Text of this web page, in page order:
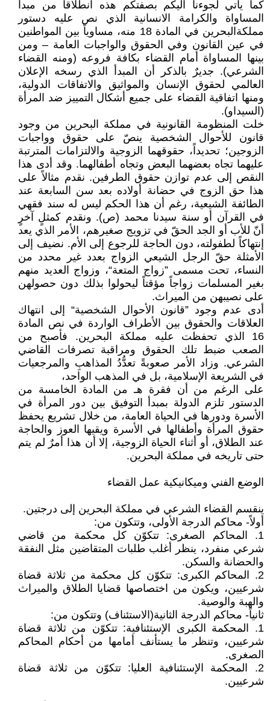
كما يأتي لجوءنا اليكم بصفتكم هذه انطلاقاً من مبدأ
المساواة والكرامة الانسانية الذي نص عليه دستور
مملكةالبحرين في المادة 18 منه، مساوياً بين المواطنين
في عين القانون وفي الحقوق والواجبات العامة – ومن
بينها المساواة أمام القضاء بكافة فروعه (ومنه القضاء
الشرعي). جديرٌ بالذكر أن المبدأ الذي رسخه الإعلان
العالمي لحقوق الإنسان والمواثيق والاتفاقات الدولية،
ومنها اتفاقية القضاء على جميع أشكال التمييز ضد المرأة
(السيداو).
خلت المنظومة القانونية في مملكة البحرين من وجود
قانون للأحوال الشخصية ينصّ على حقوق وواجبات
الزوجين؛ تحديداً، حقوقهما الزوجية والالتزامات المترتبة
عليهما تجاه بعضهما البعض وتجاه أطفالهما. وقد أدى هذا
النقص إلى عدم توازن حقوق الطرفين. نقدم مثالاً على
هذا حق الزوج في حضانة أولاده بعد سن السابعة عند
الطائفة الشيعية، رغم أن هذا الحكم ليس له سند فقهي
في القرآن أو سنة سيدنا محمد (ص). ونقدم كمثلٍ آخرٍ
أنّ للأب أو الجد الحقّ في تزويج صغيرهم، الأمر الذي يعد
إنتهاكاً لطفولته، دون الحاجة للرجوع إلى الأم. نضيف إلى
الأمثلة حقّ الرجل الشيعي الزواج بعدد غير محدد من
النساء، تحت مسمى ”زواج المتعة“، وزواج العديد منهم
بغير المسلمات زواجاً مؤقتاً ليحولوا بذلك دون حصولهن
على نصيبهن من الميراث.
أدى عدم وجود ”قانون الأحوال الشخصية“ إلى انتهاك
العلاقات والحقوق بين الأطراف الواردة في نص المادة
16 الذي تحفظت عليه مملكة البحرين. فأصبح من
الصعب ضبط تلك الحقوق ومراقبة تصرفات القاضي
الشرعي. وزاد الأمر صعوبةً تعدُّدُ المذاهبِ والمرجعيات
في الشريعة الإسلامية، بل في المذهب الواحد،
على الرغم من أن فقرة هـ من المادة الخامسة من
الدستور تلزم الدولة بمبدأ التوفيق بين دور المرأة في
الأسرة ودورها في الحياة العامة، من خلال تشريع يحفظ
حقوق المرأة وأطفالها في الأسرة ويقيها العوز والحاجة
عند الطلاق، أو أثناء الحياة الزوجية، إلا أن هذا أمرٌ لم يتم
حتى تاريخه في مملكة البحرين.
الوضع الفني وميكانيكية عمل القضاء
ينقسم القضاء الشرعي في مملكة البحرين إلى درجتين.
أولاً- محاكم الدرجة الأولى، وتتكون من:
1. المحاكم الصغرى: تتكوّن كل محكمة من قاضي
شرعي منفرد، ينظر أغلب طلبات المتقاضين مثل النفقة
والحضانة والسكن.
2. المحاكم الكبرى: تتكوّن كل محكمة من ثلاثة قضاة
شرعيين، ويكون من اختصاصها قضايا الطلاق والميراث
والهبة والوصية.
ثانياً- محاكم الدرجة الثانية(الاستئناف) وتتكون من:
1. المحكمة الكبرى الإستئنافية: تتكوّن من ثلاثة قضاة
شرعيين، وتنظر ما يستأنف أمامها من أحكام المحاكم
الصغرى.
2. المحكمة الإستئنافية العليا: تتكوّن من ثلاثة قضاة
شرعيين.